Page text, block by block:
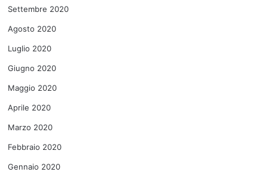
Settembre 2020
Agosto 2020
Luglio 2020
Giugno 2020
Maggio 2020
Aprile 2020
Marzo 2020
Febbraio 2020
Gennaio 2020